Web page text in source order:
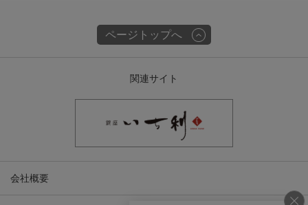
ページトップへ
関連サイト
会社概要